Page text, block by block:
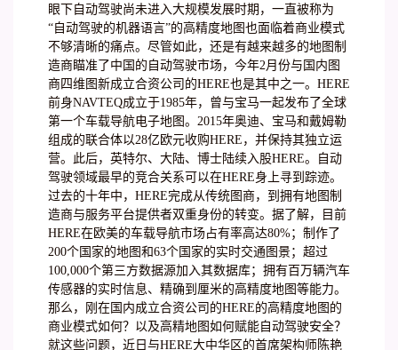
眼下自动驾驶尚未进入大规模发展时期，一直被称为
“自动驾驶的机器语言”的高精度地图也面临着商业模式
不够清晰的痛点。尽管如此，还是有越来越多的地图制
造商瞄准了中国的自动驾驶市场，今年2月份与国内图
商四维图新成立合资公司的HERE也是其中之一。HERE
前身NAVTEQ成立于1985年，曾与宝马一起发布了全球
第一个车载导航电子地图。2015年奥迪、宝马和戴姆勒
组成的联合体以28亿欧元收购HERE，并保持其独立运
营。此后，英特尔、大陆、博士陆续入股HERE。自动
驾驶领域最早的竞合关系可以在HERE身上寻到踪迹。
过去的十年中，HERE完成从传统图商，到拥有地图制
造商与服务平台提供者双重身份的转变。据了解，目前
HERE在欧美的车载导航市场占有率高达80%；制作了
200个国家的地图和63个国家的实时交通图景；超过
100,000个第三方数据源加入其数据库；拥有百万辆汽车
传感器的实时信息、精确到厘米的高精度地图等能力。
那么，刚在国内成立合资公司的HERE的高精度地图的
商业模式如何？以及高精地图如何赋能自动驾驶安全？
就这些问题，近日与HERE大中华区的首席架构师陈艳